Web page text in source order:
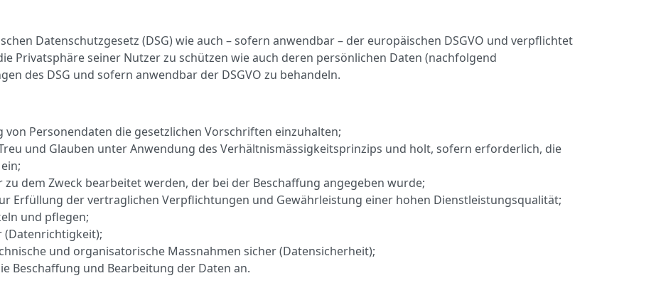
Datenschutzgesetz (DSG) wie auch – sofern anwendbar – der europäischen DSGVO und verpflichtet
Privatsphäre seiner Nutzer zu schützen wie auch deren persönlichen Daten (nachfolgend
des DSG und sofern anwendbar der DSGVO zu behandeln.
Personendaten die gesetzlichen Vorschriften einzuhalten;
und Glauben unter Anwendung des Verhältnismässigkeitsprinzips und holt, sofern erforderlich, die
dem Zweck bearbeitet werden, der bei der Beschaffung angegeben wurde;
Erfüllung der vertraglichen Verpflichtungen und Gewährleistung einer hohen Dienstleistungsqualität;
und pflegen;
(Datenrichtigkeit);
und organisatorische Massnahmen sicher (Datensicherheit);
Beschaffung und Bearbeitung der Daten an.